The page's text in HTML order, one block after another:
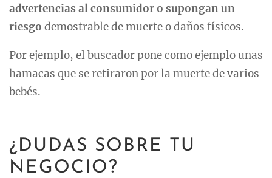
advertencias al consumidor o supongan un
riesgo demostrable de muerte o daños físicos.
Por ejemplo, el buscador pone como ejemplo unas
hamacas que se retiraron por la muerte de varios
bebés.
¿DUDAS SOBRE TU
NEGOCIO?